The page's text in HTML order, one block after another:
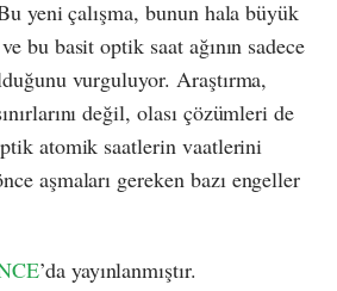
yeni çalışma, bunun hala büyük
bu basit optik saat ağının sadece
vurguluyor. Araştırma,
değil, olası çözümleri de
atomik saatlerin vaatlerini
aşmaları gereken bazı engeller
’da yayınlanmıştır.